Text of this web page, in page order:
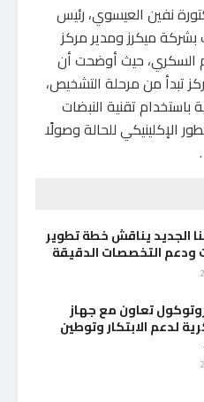
نفين العيسوي، رئيس
ميكرز ومدير مركز
السكري، حيث أوضحت أن
تبدأ من مرحلة التشخيص،
باستخدام تقنية النبضات
الإكلينيكي للحالة وصولًا
الجديد يناقش خطة تطوير
التخصصات الدقيقة
تعاون مع جهاز
لدعم الابتكار وتوطين